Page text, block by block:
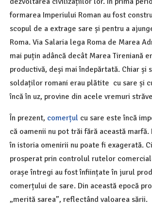
formarea Imperiului Roman au fost
scopul de a extrage sare și pentru a
Roma. Via Salaria lega Roma de Marea
mai puțin adâncă decât Marea Tireniană
productivă, deși mai îndepărtată. Chiar și
soldaților romani erau plătite cu sare și
încă în uz, provine din acele vremuri
În prezent, comerțul cu sare este încă
că oamenii nu pot trăi fără această
în istoria omenirii nu poate fi exagerată.
prosperat prin controlul rutelor
orașe întregi au fost înființate în jurul
comerțului de sare. Din această epocă
„merită sarea”, reflectând valoarea sării.